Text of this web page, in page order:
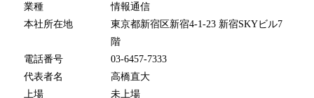
業種
情報通信
本社所在地
東京都新宿区新宿4-1-23 新宿SKYビル7
階
電話番号
03-6457-7333
代表者名
高橋直大
上場
未上場